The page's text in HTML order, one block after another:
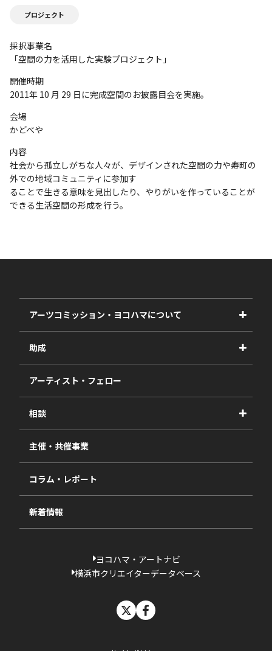
プロジェクト
採択事業名
「空間の力を活用した実験プロジェクト」
開催時期
2011年 10 月 29 日に完成空間のお披露目会を実施。
会場
かどべや
内容
社会から孤立しがちな人々が、デザインされた空間の力や寿町の
外での地域コミュニティに参加す
ることで生きる意味を見出したり、やりがいを作っていることが
できる生活空間の形成を行う。
アーツコミッション・ヨコハマについて
事業紹介
事業報告書
助成
2027年度
2026年度
2025年度
2024年度
2023年度
過去の採択一覧
アーティスト・フェロー
相談
視察・ヒアリング・研究
相談依頼フォーム
主催・共催事業
コラム・レポート
新着情報
ヨコハマ・アートナビ
横浜市クリエイターデータベース